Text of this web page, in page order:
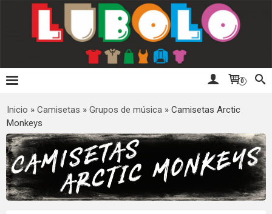
0
Inicio » Camisetas » Grupos de música » Camisetas Arctic
Monkeys